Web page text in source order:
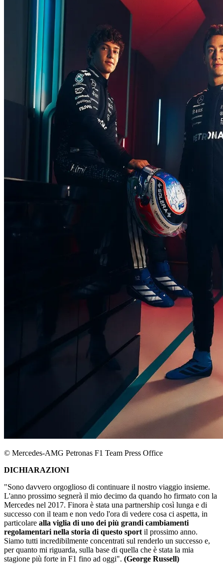
© Mercedes-AMG Petronas F1 Team Press Office
DICHIARAZIONI
"Sono davvero orgoglioso di continuare il nostro viaggio insieme.
L'anno prossimo segnerà il mio decimo da quando ho firmato con la
Mercedes nel 2017. Finora è stata una partnership così lunga e di
successo con il team e non vedo l'ora di vedere cosa ci aspetta, in
particolare alla viglia di uno dei più grandi cambiamenti
regolamentari nella storia di questo sport il prossimo anno.
Siamo tutti incredibilmente concentrati sul renderlo un successo e,
per quanto mi riguarda, sulla base di quella che è stata la mia
stagione più forte in F1 fino ad oggi". (George Russell)